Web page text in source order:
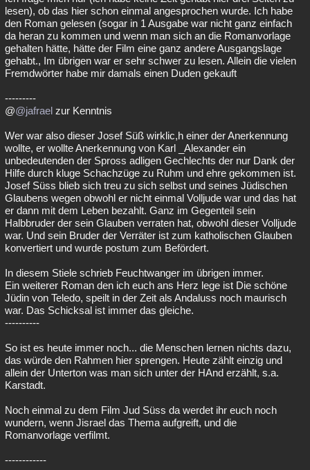
lesen), ob das hier schon einmal angesprochen wurde. Ich habe
den Roman gelesen (sogar in 1 Ausgabe war nicht ganz einfach
da heran zu kommen und wenn man sich an die Romanvorlage
gehalten hätte, hätte der Film eine ganz andere Ausgangslage
gehabt., Im übrigen war er sehr schwer zu lesen. Allein die vielen
Fremdwörter habe mir damals einen Duden gekauft
---------
@@jafrael zur Kenntnis
Wer war also dieser Josef Süß wirklic,h einer der Anerkennung
wollte, er wollte Anerkennung von Karl _Alexander ein
unbedeutenden der Spross adligen Gechlechts der nur Dank der
Hilfe durch kluge Schachzüge zu Ruhm und ehre gekommen ist.
Josef Süss blieb sich treu zu sich selbst und seines Jüdischen
Glaubens wegen obwohl er nicht einmal Volljude war und das hat
er dann mit dem Leben bezahlt. Ganz im Gegenteil sein
Halbbruder der sein Glauben verraten hat, obwohl dieser Volljude
war. Und sein Bruder der Verräter ist zum katholischen Glauben
konvertiert und wurde postum zum Befördert.
In diesem Stiele schrieb Feuchtwanger im übrigen immer.
Ein weiterer Roman den ich euch ans Herz lege ist Die schöne
Jüdin von Teledo, speilt in der Zeit als Andaluss noch maurisch
war. Das Schicksal ist immer das gleiche.
----------
So ist es heute immer noch... die Menschen lernen nichts dazu,
das würde den Rahmen hier sprengen. Heute zählt einzig und
allein der Unterton was man sich unter der HAnd erzählt, s.a.
Karstadt.
Noch einmal zu dem Film Jud Süss da werdet ihr euch noch
wundern, wenn Jisrael das Thema aufgreift, und die
Romanvorlage verfilmt.
------------